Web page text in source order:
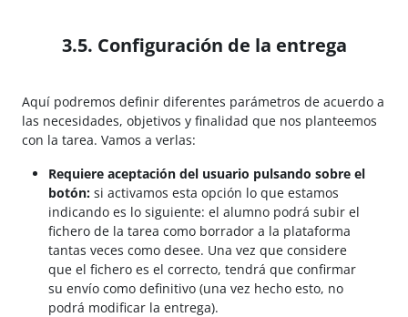
3.5. Configuración de la entrega
Aquí podremos definir diferentes parámetros de acuerdo a
las necesidades, objetivos y finalidad que nos planteemos
con la tarea. Vamos a verlas:
Requiere aceptación del usuario pulsando sobre el
botón:si activamos esta opción lo que estamos
indicando es lo siguiente: el alumno podrá subir el
fichero de la tarea como borrador a la plataforma
tantas veces como desee. Una vez que considere
que el fichero es el correcto, tendrá que confirmar
su envío como definitivo (una vez hecho esto, no
podrá modificar la entrega).